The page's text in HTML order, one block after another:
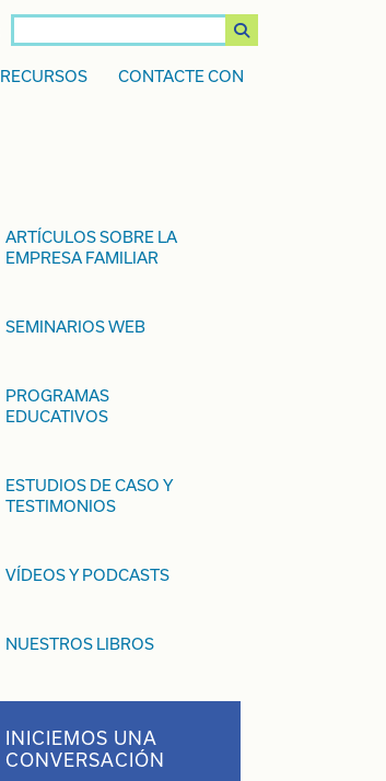
RECURSOS CONTACTE CON
ARTÍCULOS SOBRE LA
EMPRESA FAMILIAR
SEMINARIOS WEB
PROGRAMAS
EDUCATIVOS
ESTUDIOS DE CASO Y
TESTIMONIOS
VÍDEOS Y PODCASTS
NUESTROS LIBROS
INICIEMOS UNA
CONVERSACIÓN